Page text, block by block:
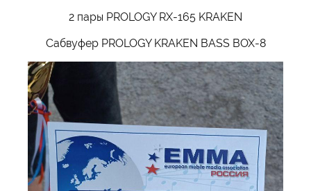
2 пары PROLOGY RX-165 KRAKEN
Сабвуфер PROLOGY KRAKEN BASS BOX-8